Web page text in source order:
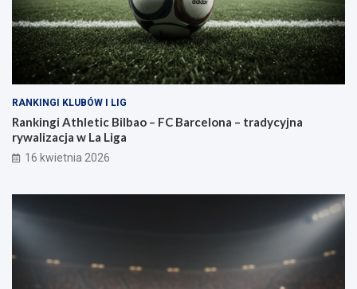
RANKINGI KLUBÓW I LIG
Rankingi Athletic Bilbao – FC Barcelona – tradycyjna
rywalizacja w La Liga
16 kwietnia 2026